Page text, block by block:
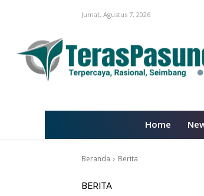
Jumat, Agustus 7, 2026
Home
Beranda Berita
BERITA